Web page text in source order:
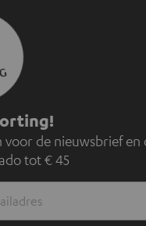
voor de nieuwsbrief en
tot € 45